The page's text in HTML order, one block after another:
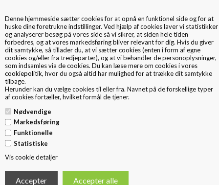
Denne hjemmeside sætter cookies for at opnå en funktionel side og for at
huske dine foretrukne indstillinger. Ved hjælp af cookies laver vi statistikker
og analyserer besøg på vores side så vi sikrer, at siden hele tiden
forbedres, og at vores markedsføring bliver relevant for dig. Hvis du giver
dit samtykke, så tillader du, at vi sætter cookies (enten i form af egne
cookies og/eller fra tredjeparter), og at vi behandler de personoplysninger,
som indsamles via de cookies. Du kan læse mere om cookies i vores
cookiepolitik, hvor du også altid har mulighed for at trække dit samtykke
tilbage.
Herunder kan du vælge cookies til eller fra. Navnet på de forskellige typer
af cookies fortæller, hvilket formål de tjener.
Nødvendige
Markedsføring
Funktionelle
Statistiske
Vis cookie detaljer
0
< Tilbage
HABIT M/HÅNDTAG